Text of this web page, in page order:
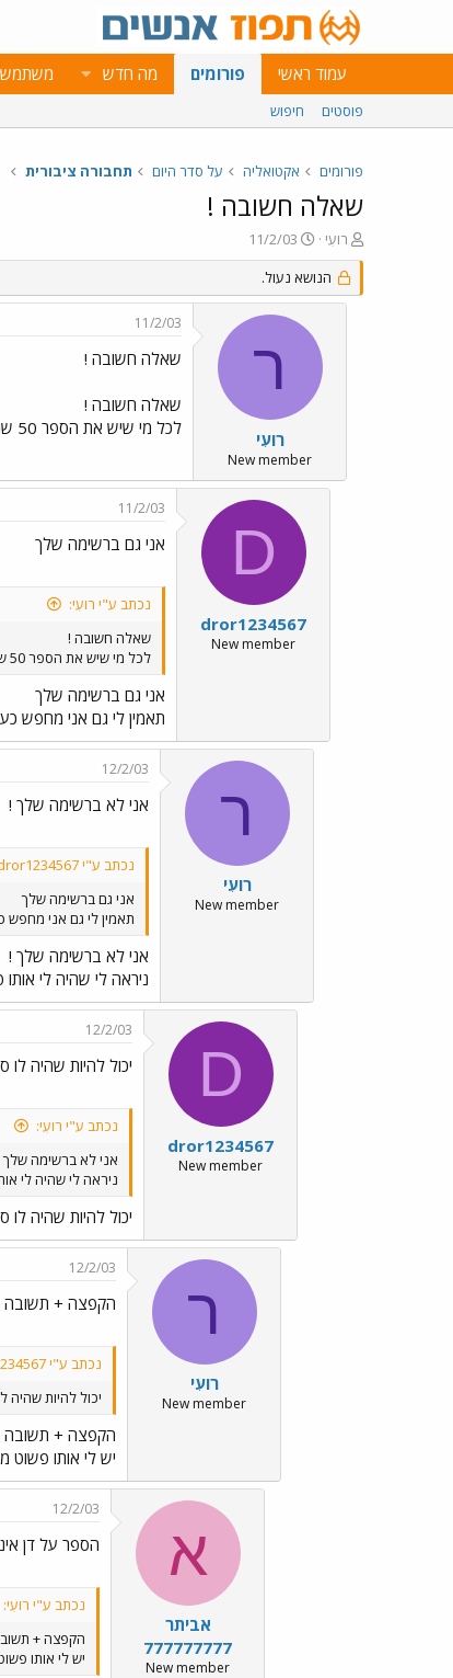
עמוד ראשי פורומים מה חדש
פוסטים חיפוש
פורומים אקטואליה על סדר היום תחבורה ציבורית
שאלה חשובה !
פ
ו
ת
ח
רועִי
פ
ו
ר
ס
ם
י
11/2/03
הנושא נעול.
ר
רועִי
New member
11/2/03
שאלה חשובה !
שאלה חשובה !
לכל מי שיש את הספר 50 שנה לדן מאיפה השגתם אותו
D
dror1234567
New member
11/2/03
אני גם ברשימה שלך
נכתב ע"י רועִי:
שאלה חשובה !
לכל מי שיש את הספר 50 שנה לדן מאיפה השגתם אותו
אני גם ברשימה שלך
תאמין לי גם אני מחפש
ר
רועִי
New member
12/2/03
אני לא ברשימה שלך !
נכתב ע"י dror1234567:
אני גם ברשימה שלך
תאמין לי גם אני
אני לא ברשימה שלך !
ניראה לי שהיה לי
D
dror1234567
New member
12/2/03
יכול להיות שהיה לו
נכתב ע"י רועִי:
אני לא ברשימה שלך
ניראה לי שהיה לי
יכול להיות שהיה לו
ר
רועִי
New member
12/2/03
הקפצה + תשובה
נכתב ע"י dror1234567:
יכול להיות שהיה
הקפצה + תשובה
יש לי אותו פשוט
א
אביתר
777777777
New member
12/2/03
הספר על דן
נכתב ע"י רועִי:
הקפצה +
יש לי אותו